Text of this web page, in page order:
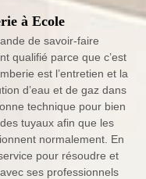
à Ecole
de savoir-faire
qualifié parce que c’est
est l’entretien et la
d’eau et de gaz dans
technique pour bien
tuyaux afin que les
normalement. En
pour résoudre et
ses professionnels